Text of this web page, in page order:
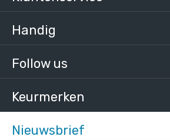
Nieuwsbrief
Follow us
Keurmerken
Handig